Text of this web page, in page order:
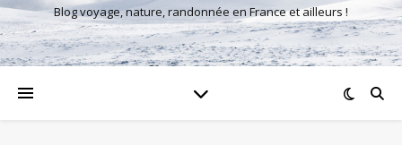
Blog voyage, nature, randonnée en France et ailleurs !